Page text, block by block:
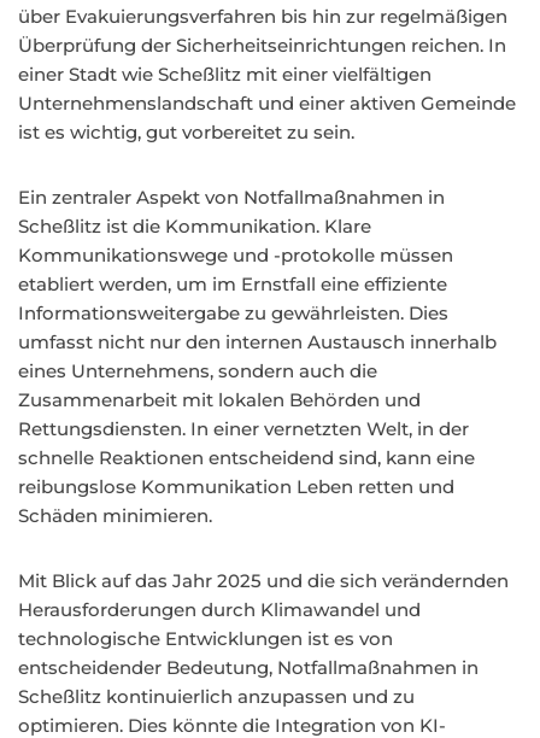
über Evakuierungsverfahren bis hin zur regelmäßigen
Überprüfung der Sicherheitseinrichtungen reichen. In
einer Stadt wie Scheßlitz mit einer vielfältigen
Unternehmenslandschaft und einer aktiven Gemeinde
ist es wichtig, gut vorbereitet zu sein.
Ein zentraler Aspekt von Notfallmaßnahmen in
Scheßlitz ist die Kommunikation. Klare
Kommunikationswege und -protokolle müssen
etabliert werden, um im Ernstfall eine effiziente
Informationsweitergabe zu gewährleisten. Dies
umfasst nicht nur den internen Austausch innerhalb
eines Unternehmens, sondern auch die
Zusammenarbeit mit lokalen Behörden und
Rettungsdiensten. In einer vernetzten Welt, in der
schnelle Reaktionen entscheidend sind, kann eine
reibungslose Kommunikation Leben retten und
Schäden minimieren.
Mit Blick auf das Jahr 2025 und die sich verändernden
Herausforderungen durch Klimawandel und
technologische Entwicklungen ist es von
entscheidender Bedeutung, Notfallmaßnahmen in
Scheßlitz kontinuierlich anzupassen und zu
optimieren. Dies könnte die Integration von KI-